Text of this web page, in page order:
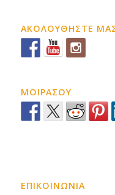
ΑΚΟΛΟΥΘΗΣΤΕ
ΜΟΙΡΑΣΟΥ
ΕΠΙΚΟΙΝΩΝΙΑ